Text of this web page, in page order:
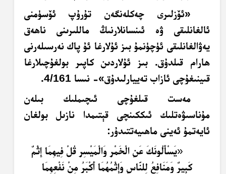
«ئۆزلىرى چەكلەنگەن تۇرۇپ ئۆسۈمنى
ئالغانلىقى ۋە ئىنسانلارنىڭ ماللىرىنى ناھەق
يەۋالغانلىقى ئۈچۈنمۇ بىز ئۇلارغا ئۇ پاك نەرسىلەرنى
ھارام قىلدۇق. بىز ئۇلاردىن كاپىر بولغۇچىلارغا
قىينىغۇچى ئازاب تەييارلىدۇق»- نىسا 4/161.
مەست قىلغۇچى ئىچىملىك بىلەن
مۇناسىۋەتلىك ئىككىنچى قېتىمدا نازىل بولغان
ئايەتمۇ ئەينى ماھىيەتتىدۇر:
«يَسْأَلُونَكَ عَنِ الْخَمْرِ وَالْمَيْسِرِ قُلْ فِيهِمَا إِثْمٌ
كَبِيرٌ وَمَنَافِعُ لِلنَّاسِ وَإِثْمُهُمَا أَكْبَرُ مِنْ نَفْعِهِمَا